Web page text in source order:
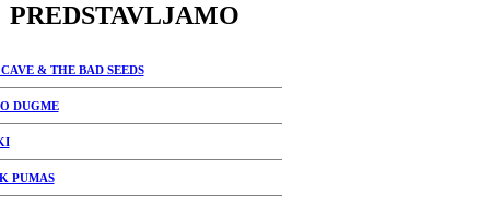
PREDSTAVLJAMO
& THE BAD SEEDS
DUGME
PUMAS